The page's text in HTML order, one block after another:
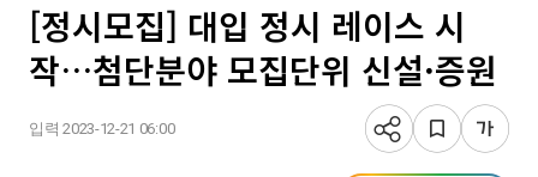
[정시모집] 대입 정시 레이스 시
작…첨단분야 모집단위 신설·증원
입력 2023-12-21 06:00